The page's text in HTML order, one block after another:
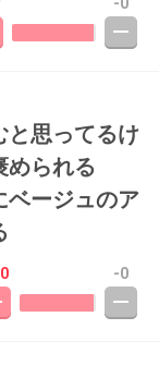
-0
と思ってるけ
められる
ベージュのア
-0